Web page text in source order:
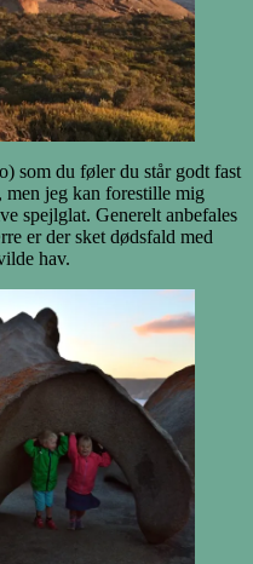
som du føler du står godt fast
men jeg kan forestille mig
spejlglat. Generelt anbefales
er der sket dødsfald med
hav.